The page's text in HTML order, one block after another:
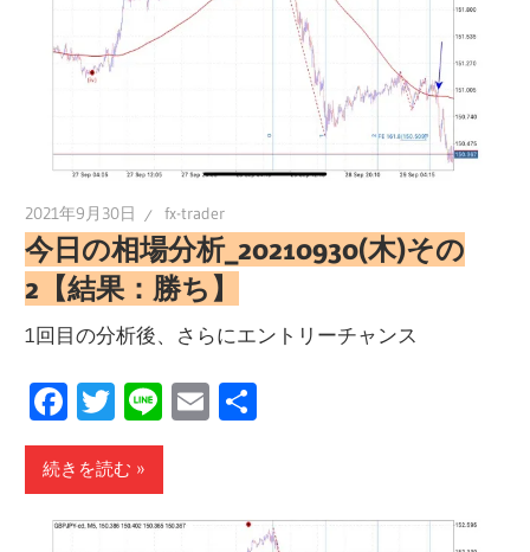
2021年9月30日 fx-trader
今日の相場分析_20210930(木)その
2【結果：勝ち】
1回目の分析後、さらにエントリーチャンス
Facebook
Twitter
LineEmail
続きを読む